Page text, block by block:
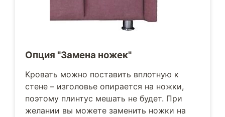
Опция "Замена ножек"
Кровать можно поставить вплотную к
стене – изголовье опирается на ножки,
поэтому плинтус мешать не будет. При
желании вы можете заменить ножки на